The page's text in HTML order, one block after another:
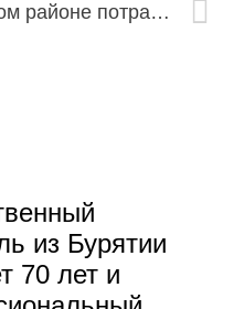
На новые дворы в Заиграевском районе потратят 66 млн рублей
из Бурятии
70 лет и